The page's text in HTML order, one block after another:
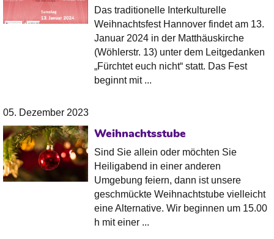
Das traditionelle Interkulturelle
Weihnachtsfest Hannover findet am 13.
Januar 2024 in der Matthäuskirche
(Wöhlerstr. 13) unter dem Leitgedanken
„Fürchtet euch nicht“ statt. Das Fest
beginnt mit ...
05. Dezember 2023
Weihnachtsstube
Sind Sie allein oder möchten Sie
Heiligabend in einer anderen
Umgebung feiern, dann ist unsere
geschmückte Weihnachtstube vielleicht
eine Alternative. Wir beginnen um 15.00
h mit einer ...